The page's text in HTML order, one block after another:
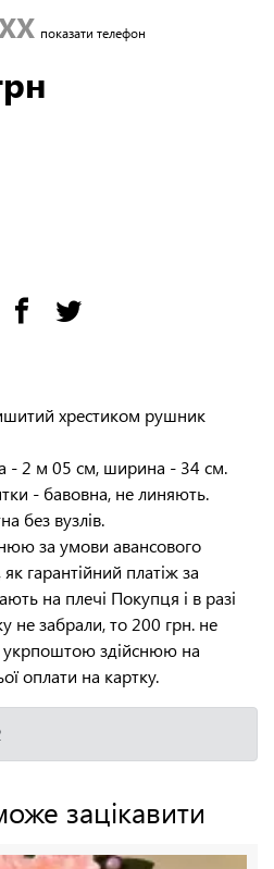
показати телефон
хрестиком рушник
- 2 м 05 см, ширина - 34 см.
- бавовна, не линяють.
без вузлів.
за умови авансового
гарантійний платіж за
на плечі Покупця і в разі
не забрали, то 200 грн. не
укрпоштою здійснюю на
оплати на картку.
зацікавити